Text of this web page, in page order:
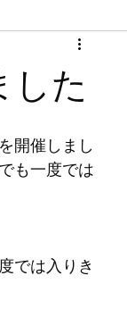
した
開催しまし
も一度では
では入りき